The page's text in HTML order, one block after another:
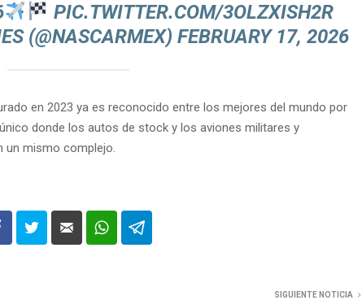
PIC.TWITTER.COM/3OLZXISH2R
(@NASCARMEX) FEBRUARY 17, 2026
en 2023 ya es reconocido entre los mejores del mundo por
donde los autos de stock y los aviones militares y
un mismo complejo.
SIGUIENTE NOTICIA